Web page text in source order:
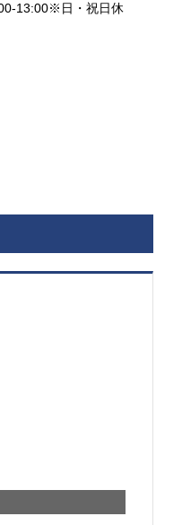
13:00※日・祝日休